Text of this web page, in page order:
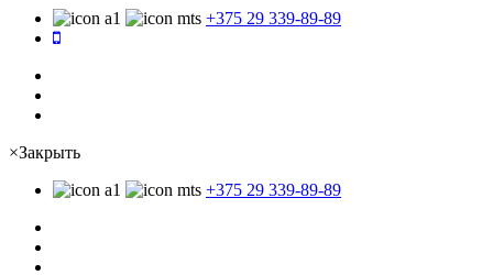
+375 29 339-89-89
×Закрыть
+375 29 339-89-89